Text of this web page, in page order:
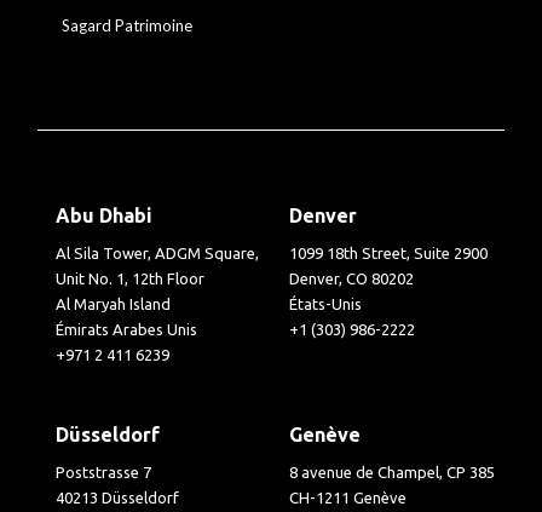
Sagard Patrimoine
Abu Dhabi
Al Sila Tower, ADGM Square,
Unit No. 1, 12th Floor
Al Maryah Island
Émirats Arabes Unis
+971 2 411 6239
Denver
1099 18th Street, Suite 2900
Denver, CO 80202
États-Unis
+1 (303) 986-2222
Düsseldorf
Poststrasse 7
40213 Düsseldorf
Genève
8 avenue de Champel, CP 385
CH-1211 Genève